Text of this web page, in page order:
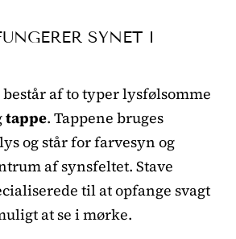
SYNET I
består af to typer lysfølsomme
tappe. Tappene bruges
og står for farvesyn og
af synsfeltet. Stave
til at opfange svagt
at se i mørke.